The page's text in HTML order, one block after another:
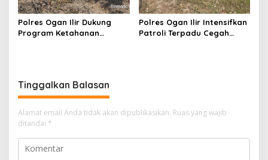
Polres Ogan Ilir Dukung
Program Ketahanan
Polres Ogan Ilir Intensifkan
Patroli Terpadu Cegah
Tinggalkan Balasan
Alamat email Anda tidak akan dipublikasikan. Ruas yang wajib
ditandai *